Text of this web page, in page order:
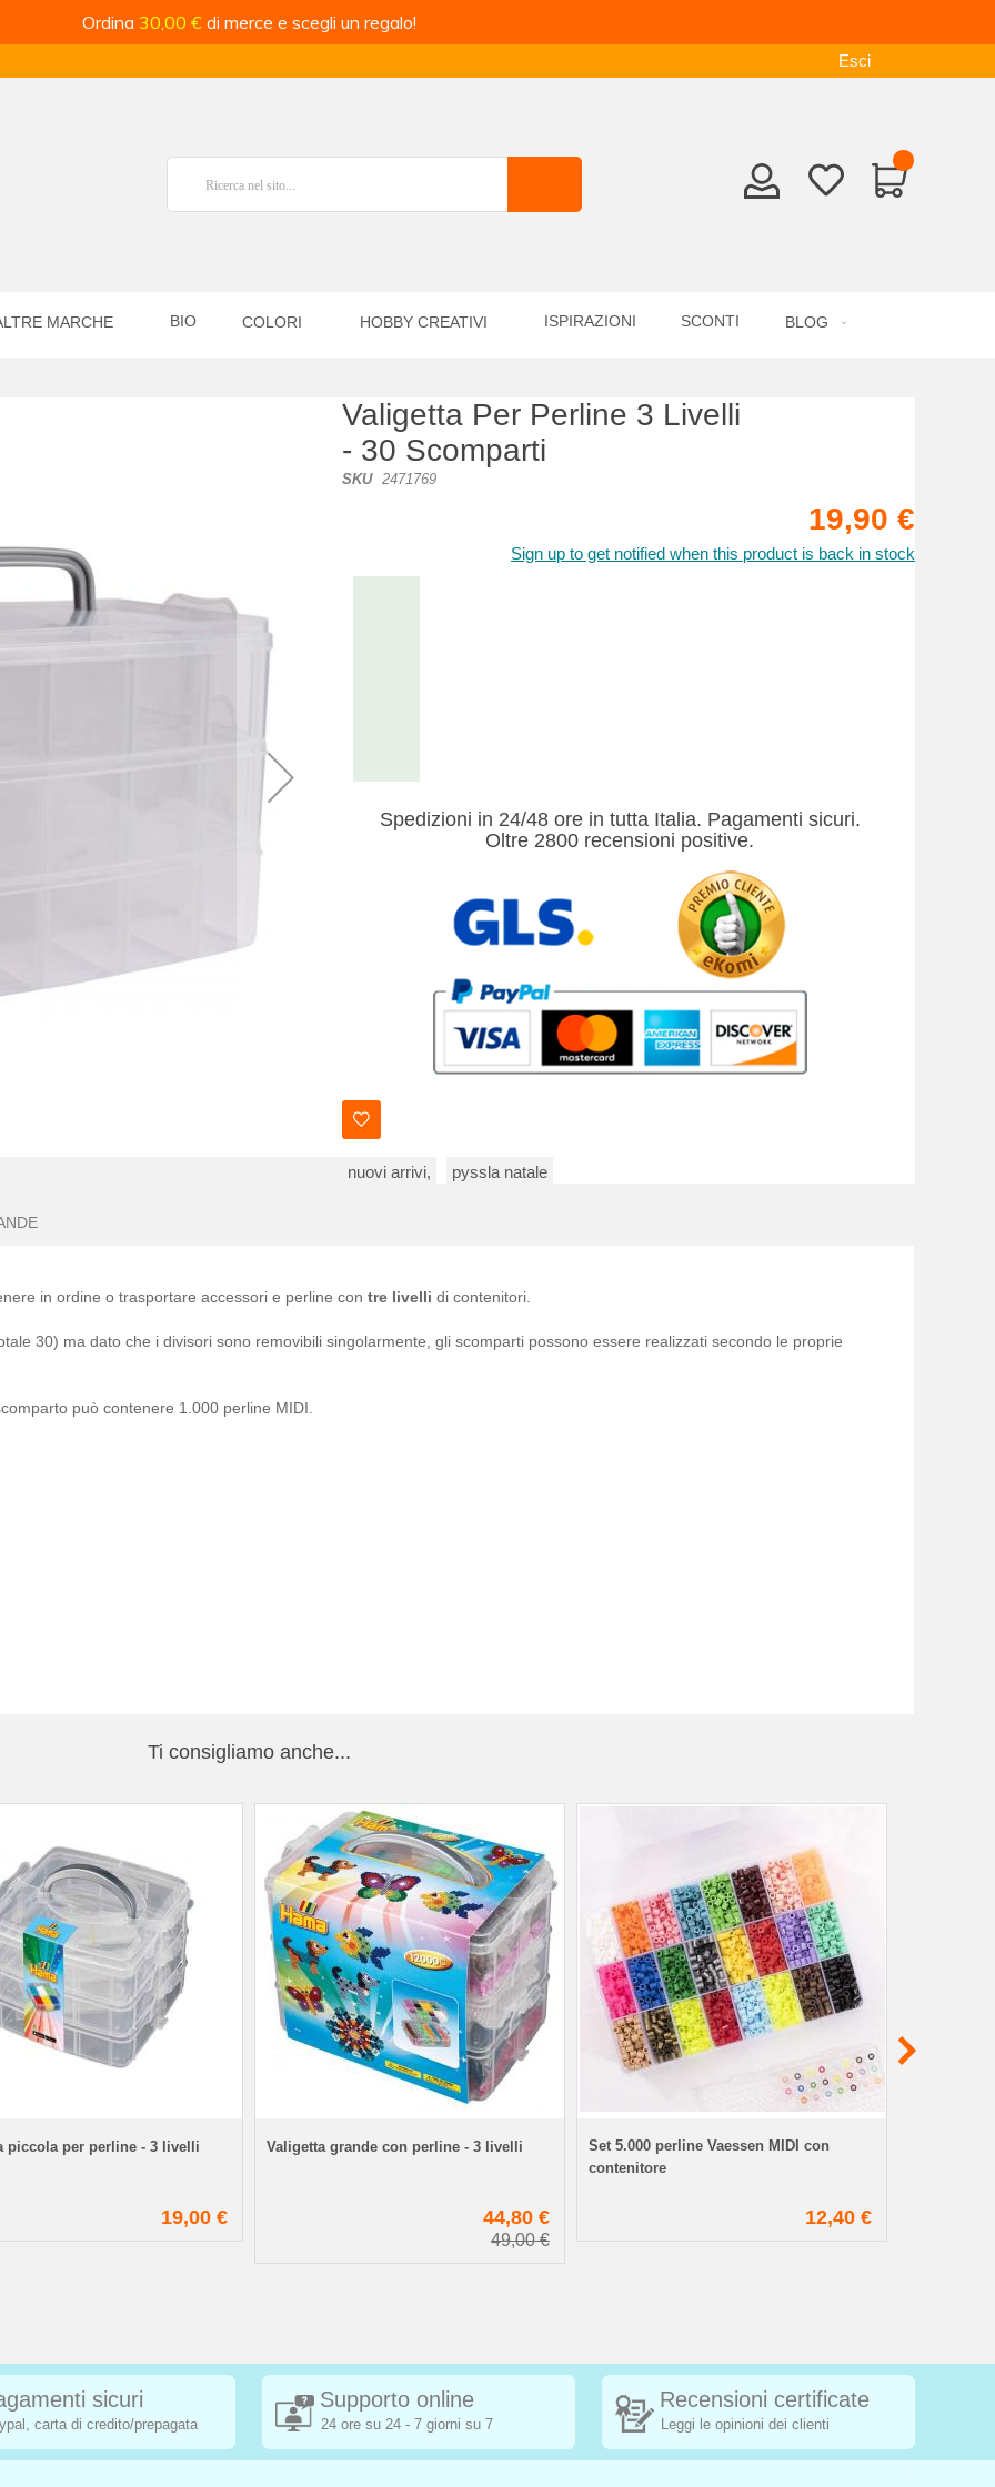
Ordina 30,00 € di merce e scegli un regalo!
Esci
MARCHE BIO COLORI HOBBY CREATIVI ISPIRAZIONI SCONTI BLOG
Valigetta Per Perline 3 Livelli
- 30 Scomparti
SKU 2471769
19,90 €
Sign up to get notified when this product is back in stock
Spedizioni in 24/48 ore in tutta Italia. Pagamenti sicuri.
Oltre 2800 recensioni positive.
nuovi arrivi, pyssla natale
in ordine o trasportare accessori e perline con tre livelli di contenitori.
30) ma dato che i divisori sono removibili singolarmente, gli scomparti possono essere realizzati secondo le proprie
può contenere 1.000 perline MIDI.
Ti consigliamo anche...
piccola per perline - 3 livelli
19,00 €
Valigetta grande con perline - 3 livelli
44,80 €
49,00 €
Set 5.000 perline Vaessen MIDI con
contenitore
12,40 €
sicuri
carta di credito/prepagata
Supporto online
24 ore su 24 - 7 giorni su 7
Recensioni certificate
Leggi le opinioni dei clienti